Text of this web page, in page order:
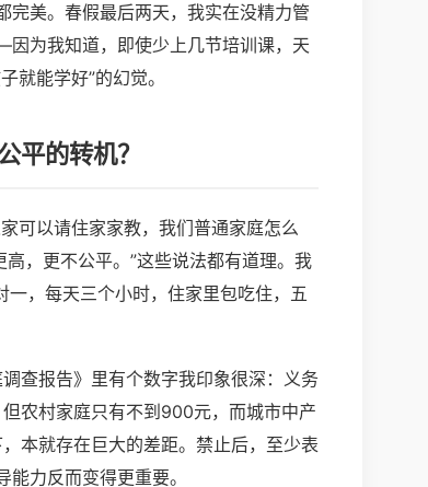
完美。春假最后两天，我实在没精力管
为我知道，即使少上几节培训课，天
就能学好”的幻觉。
平的转机？
可以请住家家教，我们普通家庭怎么
，更不公平。”这些说法都有道理。我
，每天三个小时，住家里包吃住，五
查报告》里有个数字我印象很深：义务
农村家庭只有不到900元，而城市中产
本就存在巨大的差距。禁止后，至少表
力反而变得更重要。